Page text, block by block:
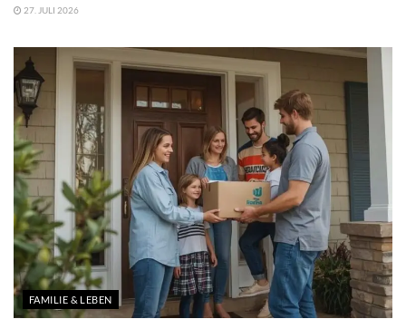
27. JULI 2026
FAMILIE & LEBEN